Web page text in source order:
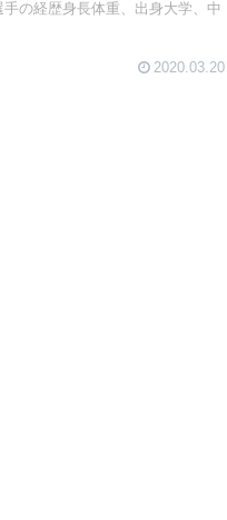
の経歴身長体重、出身大学、中
2020.03.20